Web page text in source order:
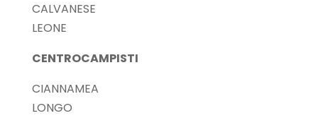
CALVANESE
LEONE
CENTROCAMPISTI
CIANNAMEA
LONGO